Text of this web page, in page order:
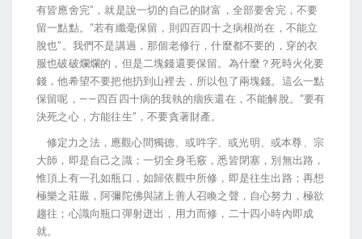
有皆應舍完”，就是說一切的自己的財富，全部要舍完，不要
留一點點。“若有纖毫保留，則四百四十之病根尚在，不能立
脫也”。我們不是講過，那個老修行，什麼都不要的，穿的衣
服也破破爛爛的，但是二塊錢還要保留。為什麼？死時火化要
錢，他希望不要把他扔到山裡去，所以包了兩塊錢。這么一點
保留呢，——四百四十病的我執的痼疾還在，不能解脫。“要有
決死之心，方能往生”，不要貪著財產。
修定力之法，應觀心間獨德、或吽字、或光明、或本尊、宗
大師，即是自己之識；一切全身毛竅，悉皆閉塞，別無出路，
惟頂上有一孔如瓶口，如歸依觀中所修，即是往生出路；再想
極樂之莊嚴，阿彌陀佛與諸上善人召喚之聲，自心努力，極欲
趨往；心識向瓶口彈射迸出，用力而修，二十四小時內即成
就。